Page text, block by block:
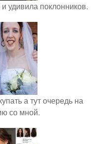
удивила поклонников.
а тут очередь на
со мной.